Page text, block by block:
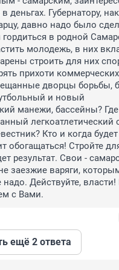
в деньгах. Губернатору,
давно надо было
в родной
молодежь, в них
строить для них
прихоти
дворцы борьбы,
и новый
манежи, бассейны? Где
легкоатлетический
Кто и когда
обогащаться! Стройте
результат. Свои -
заезжие варяги,
надо. Действуйте, власти!
с Вами.
ещё 2 ответа